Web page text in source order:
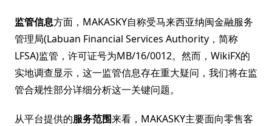
监管信息方面，MAKASKY自称受马来西亚纳闽金融服务
管理局(Labuan Financial Services Authority，简称
LFSA)监管，许可证号为MB/16/0012。然而，WikiFX的
实地调查显示，这一监管信息存在重大疑问，我们将在监
管合规性部分详细分析这一关键问题。
从平台提供的服务范围来看，MAKASKY主要面向零售客